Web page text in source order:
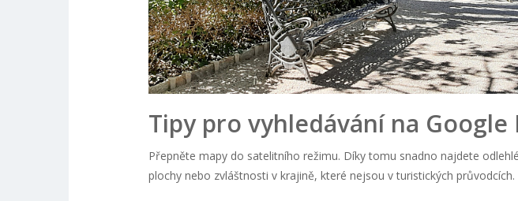
Tipy pro vyhledávání na Google
Přepněte mapy do satelitního režimu. Díky tomu snadno najdete
plochy nebo zvláštnosti v krajině, které nejsou v turistických průvodcích.